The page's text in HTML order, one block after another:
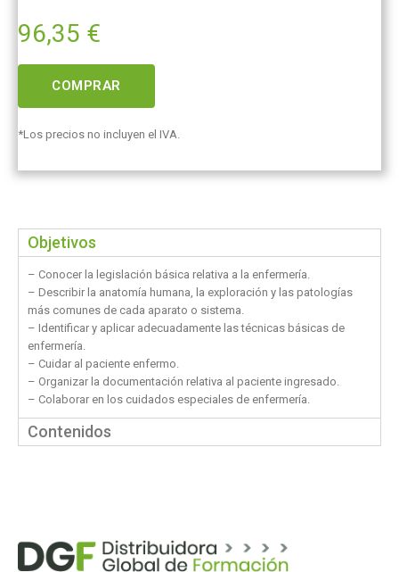
96,35 €
COMPRAR
*Los precios no incluyen el IVA.
Objetivos
– Conocer la legislación básica relativa a la enfermería.
– Describir la anatomía humana, la exploración y las patologías
más comunes de cada aparato o sistema.
– Identificar y aplicar adecuadamente las técnicas básicas de
enfermería.
– Cuidar al paciente enfermo.
– Organizar la documentación relativa al paciente ingresado.
– Colaborar en los cuidados especiales de enfermería.
Contenidos